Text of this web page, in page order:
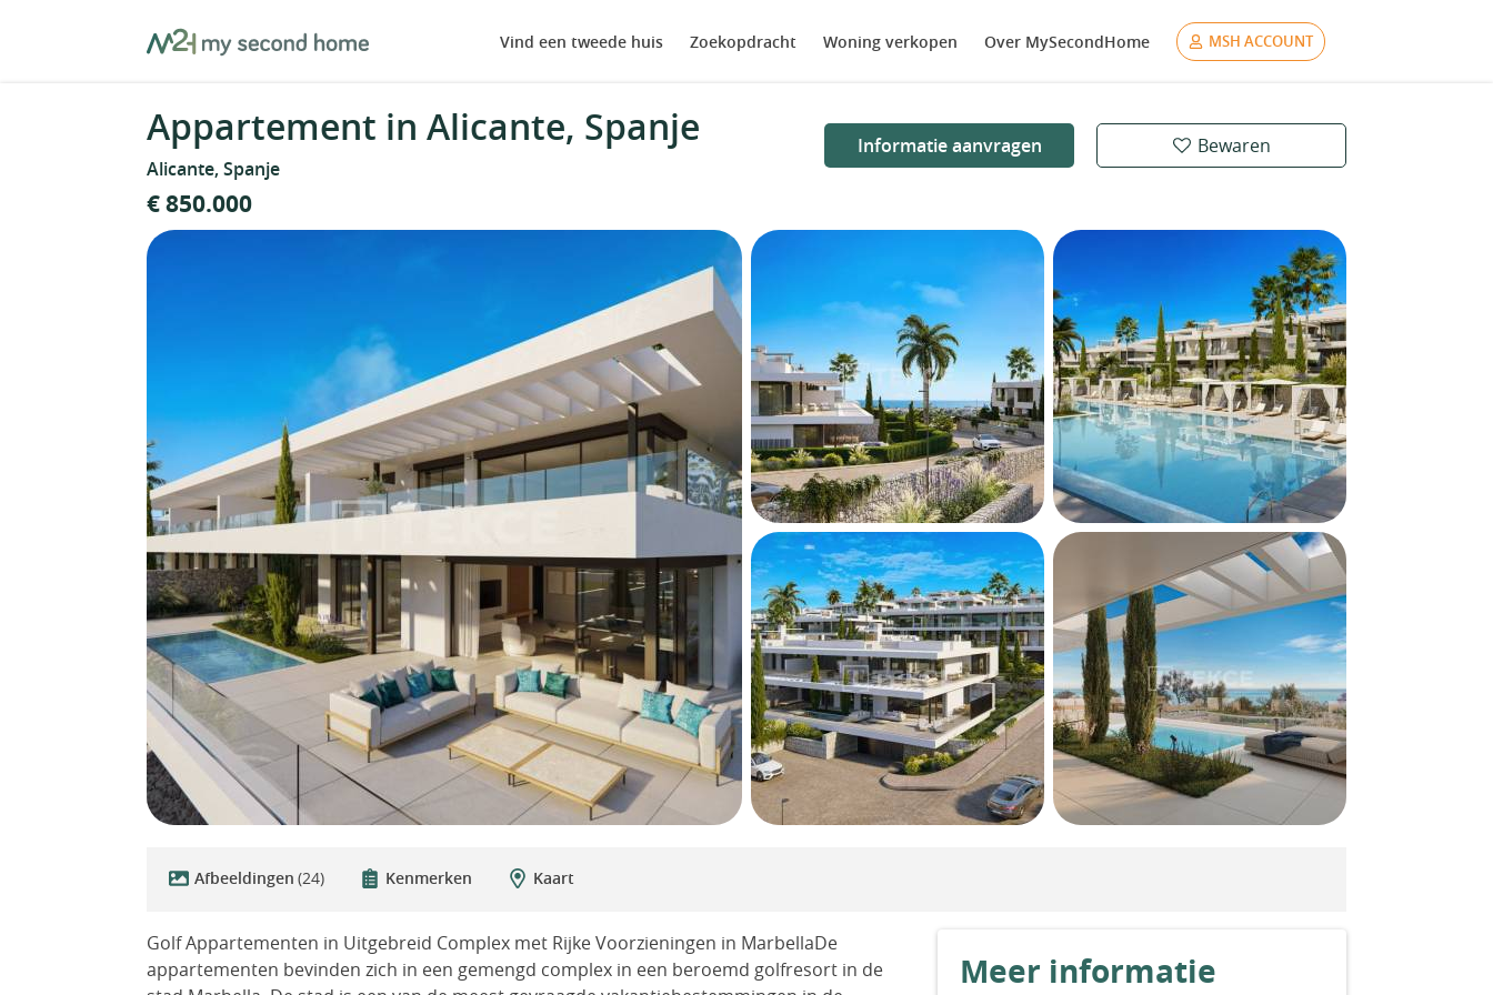
MySecondHome Vind een tweede huis Zoekopdracht Woning verkopen Over MySecondHome MSH ACCOUNT
Appartement in Alicante, Spanje
Alicante, Spanje
Informatie aanvragen Bewaren
€ 850.000
Afbeeldingen (24) Kenmerken Kaart
Golf Appartementen in Uitgebreid Complex met Rijke Voorzieningen in MarbellaDe
appartementen bevinden zich in een gemengd complex in een beroemd golfresort in de
Meer informatie